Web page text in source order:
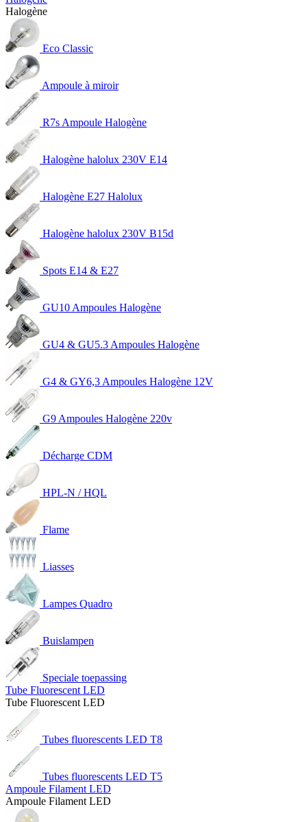
Halogène
Eco Classic
Ampoule à miroir
R7s Ampoule Halogène
Halogène halolux 230V E14
Halogène E27 Halolux
Halogène halolux 230V B15d
Spots E14 & E27
GU10 Ampoules Halogène
GU4 & GU5.3 Ampoules Halogène
G4 & GY6,3 Ampoules Halogène 12V
G9 Ampoules Halogène 220v
Décharge CDM
HPL-N / HQL
Flame
Liasses
Lampes Quadro
Buislampen
Speciale toepassing
Tube Fluorescent LED
Tube Fluorescent LED
Tubes fluorescents LED T8
Tubes fluorescents LED T5
Ampoule Filament LED
Ampoule Filament LED